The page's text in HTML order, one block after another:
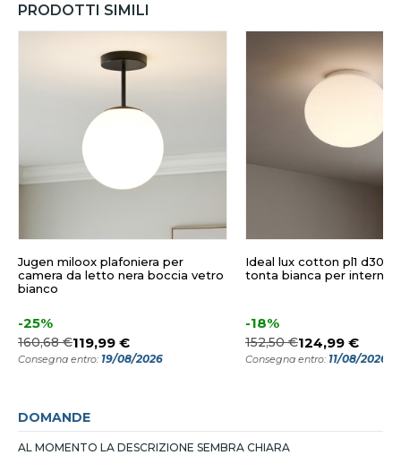
PRODOTTI SIMILI
Jugen miloox plafoniera per
camera da letto nera boccia vetro
bianco
-25%
160,68 €119,99 €
Consegna entro: 19/08/2026
Ideal lux cotton pl1 d30
tonta bianca per interni
-18%
152,50 €124,99 €
Consegna entro: 11/08/2026
DOMANDE
AL MOMENTO LA DESCRIZIONE SEMBRA CHIARA